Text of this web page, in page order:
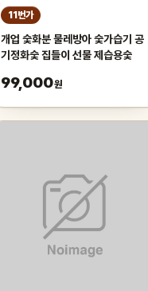
11번가
개업 숯화분 물레방아 숯가습기 공
기정화숯 집들이 선물 제습용숯
99,000원